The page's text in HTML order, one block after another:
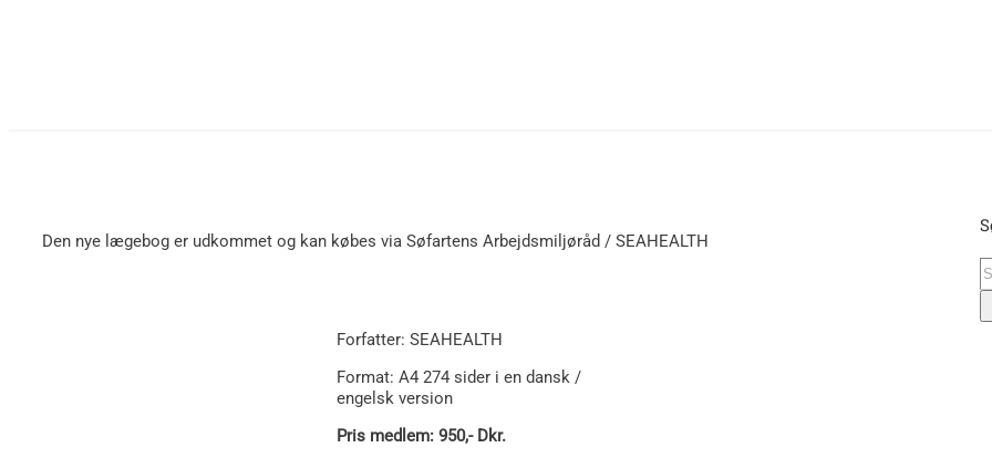
Den nye lægebog er udkommet og kan købes via Søfartens Arbejdsmiljøråd / SEAHEALTH
Forfatter: SEAHEALTH
Format: A4 274 sider i en dansk /
engelsk version
Pris medlem: 950,- Dkr.